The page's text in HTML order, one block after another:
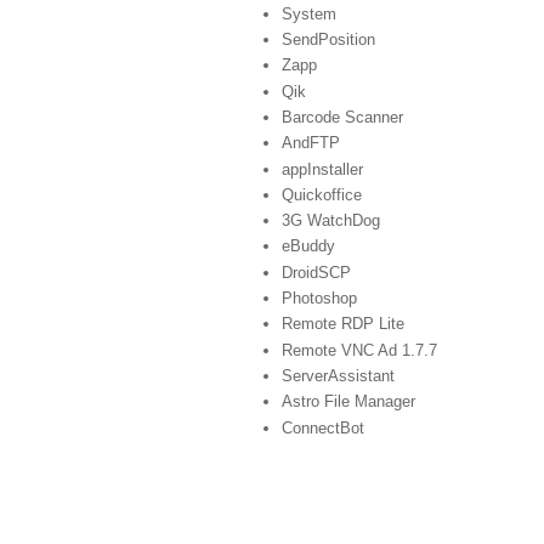
System
SendPosition
Zapp
Qik
Barcode Scanner
AndFTP
appInstaller
Quickoffice
3G WatchDog
eBuddy
DroidSCP
Photoshop
Remote RDP Lite
Remote VNC Ad 1.7.7
ServerAssistant
Astro File Manager
ConnectBot